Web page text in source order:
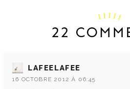
22
LAFEELAFEE
16 OCTOBRE 2012 À 06:45